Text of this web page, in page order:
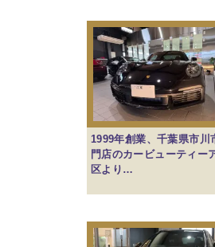
1999年創業、千葉県市
門店のカービューティー
区より…